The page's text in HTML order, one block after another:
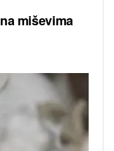
miševima